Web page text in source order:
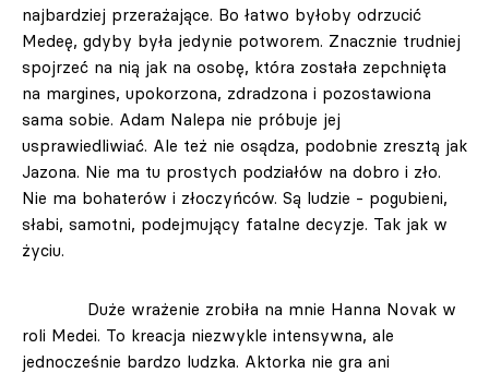
najbardziej przerażające. Bo łatwo byłoby odrzucić
Medeę, gdyby była jedynie potworem. Znacznie trudniej
spojrzeć na nią jak na osobę, która została zepchnięta
na margines, upokorzona, zdradzona i pozostawiona
sama sobie. Adam Nalepa nie próbuje jej
usprawiedliwiać. Ale też nie osądza, podobnie zresztą jak
Jazona. Nie ma tu prostych podziałów na dobro i zło.
Nie ma bohaterów i złoczyńców. Są ludzie - pogubieni,
słabi, samotni, podejmujący fatalne decyzje. Tak jak w
życiu.
Duże wrażenie zrobiła na mnie Hanna Novak w
roli Medei. To kreacja niezwykle intensywna, ale
jednocześnie bardzo ludzka. Aktorka nie gra ani